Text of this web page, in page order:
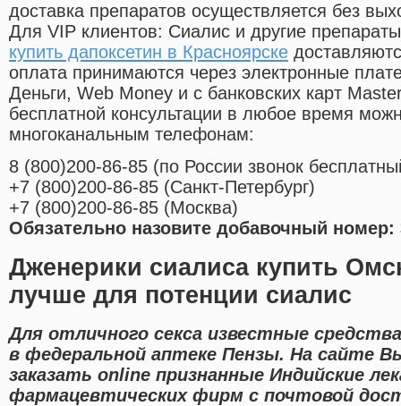
доставка препаратов осуществляется без
Для VIP клиентов: Сиалис и другие
купить дапоксетин в Красноярске
оплата принимаются через электронные
Деньги, Web Money и с банковских карт
бесплатной консультации в любое время
многоканальным телефонам:
8 (800)200-86-85 (по России звонок
+7 (800)200-86-85 (Санкт-Петербург)
+7 (800)200-86-85 (Москва)
Обязательно назовите добавочный номер:
Дженерики сиалиса купить
лучше для потенции сиалис
Для отличного секса известные
в федеральной аптеке Пензы. На сайте
заказать online признанные Индийские
фармацевтических фирм с почтовой